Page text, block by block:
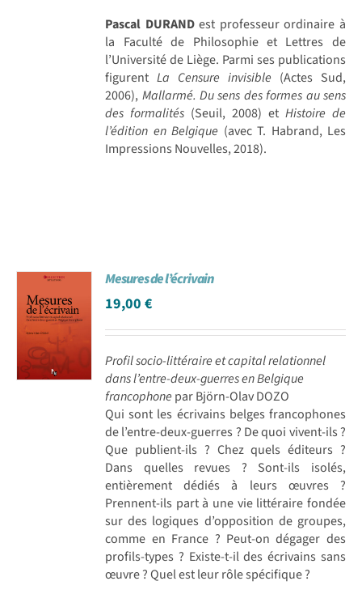
Pascal DURANDest professeur ordinaire à
la Faculté de Philosophie et Lettres de
l’Université de Liège. Parmi ses publications
figurent La Censure invisible (Actes Sud,
2006), Mallarmé. Du sens des formes au sens
des formalités (Seuil, 2008) etHistoire de
l’édition en Belgique (avec T. Habrand, Les
Impressions Nouvelles, 2018).
Mesures de l’écrivain
19,00€
Profil socio-littéraire et capital relationnel
dans l’entre-deux-guerres en Belgique
francophone par Björn-Olav DOZO
Qui sont les écrivains belges francophones
de l’entre-deux-guerres ? De quoi vivent-ils ?
Que publient-ils ? Chez quels éditeurs ?
Dans quelles revues ? Sont-ils isolés,
entièrement dédiés à leurs œuvres ?
Prennent-ils part à une vie littéraire fondée
sur des logiques d’opposition de groupes,
comme en France ? Peut-on dégager des
profils-types ? Existe-t-il des écrivains sans
œuvre ? Quel est leur rôle spécifique ?